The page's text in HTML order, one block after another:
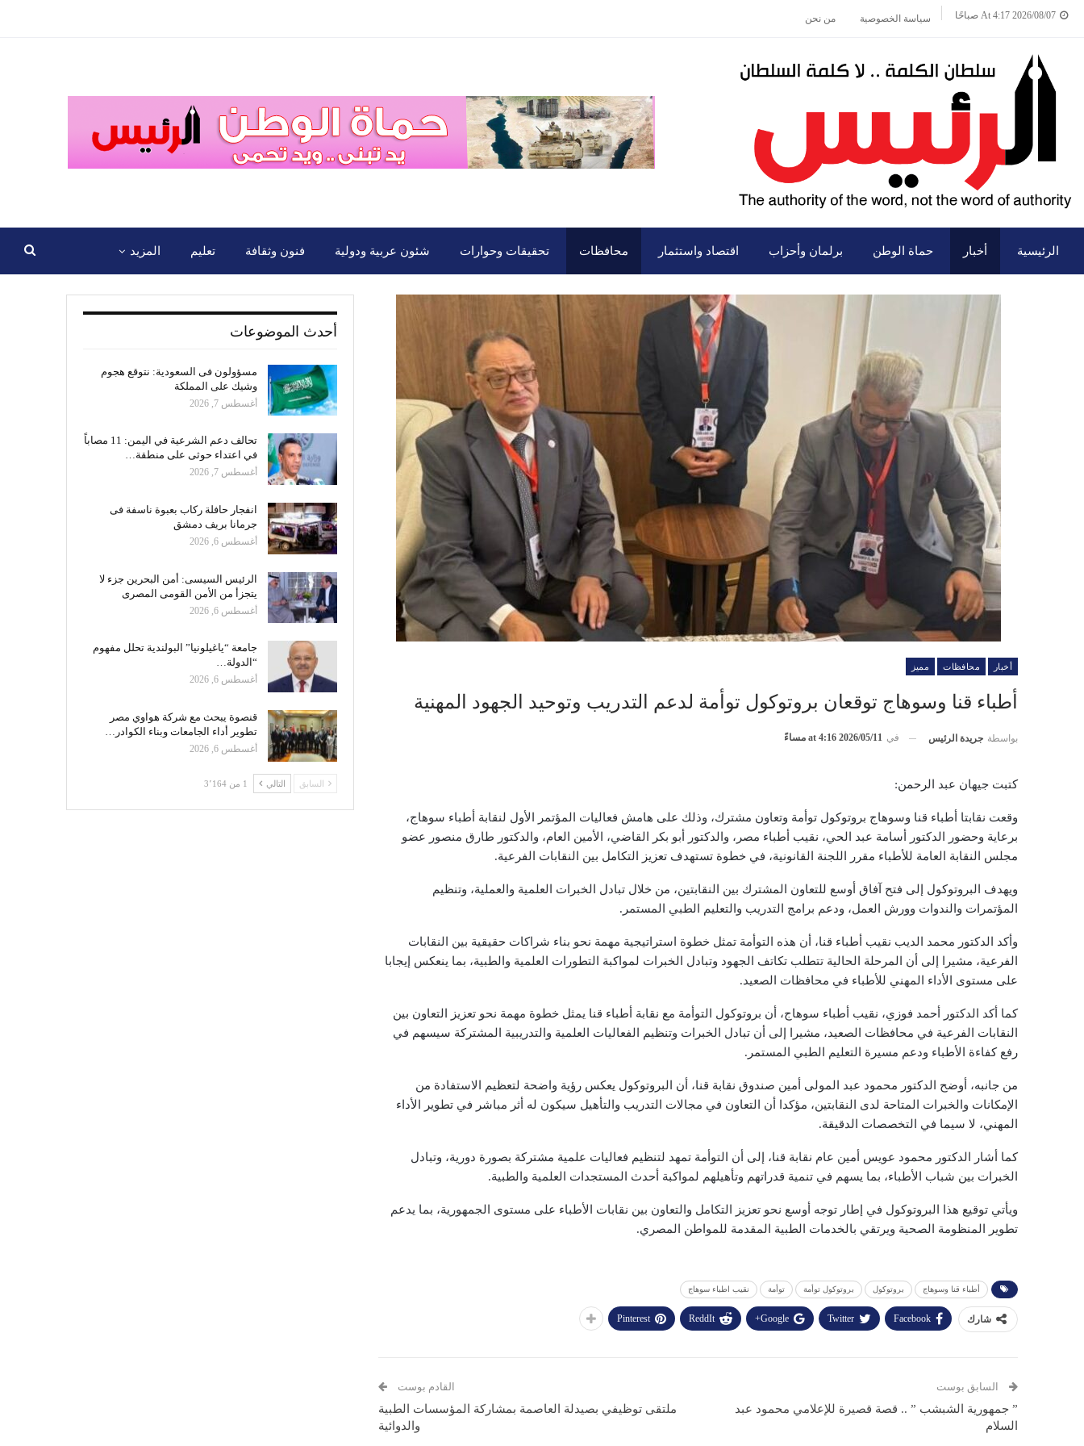
2026/08/07 At 4:17 صباحًا سياسة الخصوصية من نحن
الرئيسية أخبار حماة الوطن برلمان وأحزاب اقتصاد واستثمار محافظات تحقيقات وحوارات شئون عربية ودولية فنون وثقافة تعليم المزيد
أخبار محافظات مميز
أطباء قنا وسوهاج توقعان بروتوكول توأمة لدعم التدريب وتوحيد الجهود المهنية
بواسطة جريدة الرئيس في 2026/05/11 at 4:16 مساءً
كتبت جيهان عبد الرحمن:
وقعت نقابتا أطباء قنا وسوهاج بروتوكول توأمة وتعاون مشترك، وذلك على هامش فعاليات المؤتمر الأول لنقابة أطباء سوهاج،
برعاية وحضور الدكتور أسامة عبد الحي، نقيب أطباء مصر، والدكتور أبو بكر القاضي، الأمين العام، والدكتور طارق منصور عضو
مجلس النقابة العامة للأطباء مقرر اللجنة القانونية، في خطوة تستهدف تعزيز التكامل بين النقابات الفرعية.
ويهدف البروتوكول إلى فتح آفاق أوسع للتعاون المشترك بين النقابتين، من خلال تبادل الخبرات العلمية والعملية، وتنظيم
المؤتمرات والندوات وورش العمل، ودعم برامج التدريب والتعليم الطبي المستمر.
وأكد الدكتور محمد الديب نقيب أطباء قنا، أن هذه التوأمة تمثل خطوة استراتيجية مهمة نحو بناء شراكات حقيقية بين النقابات
الفرعية، مشيرا إلى أن المرحلة الحالية تتطلب تكاتف الجهود وتبادل الخبرات لمواكبة التطورات العلمية والطبية، بما ينعكس إيجابا
على مستوى الأداء المهني للأطباء في محافظات الصعيد.
كما أكد الدكتور أحمد فوزي، نقيب أطباء سوهاج، أن بروتوكول التوأمة مع نقابة أطباء قنا يمثل خطوة مهمة نحو تعزيز التعاون بين
النقابات الفرعية في محافظات الصعيد، مشيرا إلى أن تبادل الخبرات وتنظيم الفعاليات العلمية والتدريبية المشتركة سيسهم في
رفع كفاءة الأطباء ودعم مسيرة التعليم الطبي المستمر.
من جانبه، أوضح الدكتور محمود عبد المولى أمين صندوق نقابة قنا، أن البروتوكول يعكس رؤية واضحة لتعظيم الاستفادة من
الإمكانات والخبرات المتاحة لدى النقابتين، مؤكدا أن التعاون في مجالات التدريب والتأهيل سيكون له أثر مباشر في تطوير الأداء
المهني، لا سيما في التخصصات الدقيقة.
كما أشار الدكتور محمود عويس أمين عام نقابة قنا، إلى أن التوأمة تمهد لتنظيم فعاليات علمية مشتركة بصورة دورية، وتبادل
الخبرات بين شباب الأطباء، بما يسهم في تنمية قدراتهم وتأهيلهم لمواكبة أحدث المستجدات العلمية والطبية.
ويأتي توقيع هذا البروتوكول في إطار توجه أوسع نحو تعزيز التكامل والتعاون بين نقابات الأطباء على مستوى الجمهورية، بما يدعم
تطوير المنظومة الصحية ويرتقي بالخدمات الطبية المقدمة للمواطن المصري.
أطباء قنا وسوهاج بروتوكول بروتوكول توأمة توأمة نقيب اطباء سوهاج
شارك Facebook
Twitter
Google+
ReddIt
Pinterest
السابق بوست
” جمهورية الشبشب ” .. قصة قصيرة للإعلامي محمود عبد
السلام
القادم بوست
ملتقى توظيفي بصيدلة العاصمة بمشاركة المؤسسات الطبية
والدوائية
أحدث الموضوعات
مسؤولون فى السعودية: نتوقع هجوم
وشيك على المملكة
أغسطس 7, 2026
تحالف دعم الشرعية في اليمن: 11 مصاباً
في اعتداء حوثى على منطقة…
أغسطس 7, 2026
انفجار حافلة ركاب بعبوة ناسفة فى
جرمانا بريف دمشق
أغسطس 6, 2026
الرئيس السيسى: أمن البحرين جزء لا
يتجزأ من الأمن القومى المصرى
أغسطس 6, 2026
جامعة “ياغيلونيا” البولندية تحلل مفهوم
“الدولة…
أغسطس 6, 2026
قنصوة يبحث مع شركة هواوي مصر
تطوير أداء الجامعات وبناء الكوادر…
أغسطس 6, 2026
السابق التالي 1 من 3٬164